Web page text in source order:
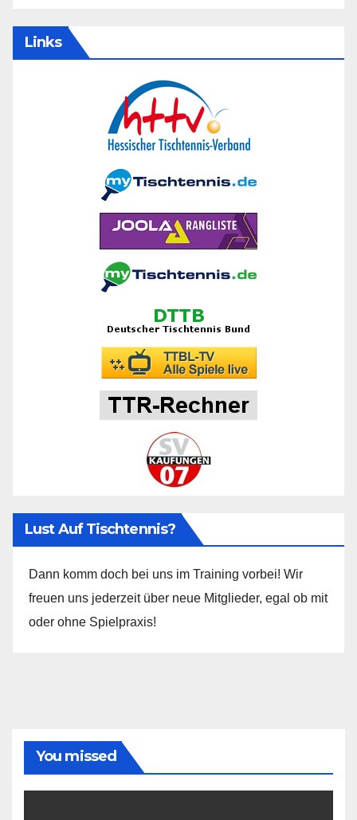
Links
Lust Auf Tischtennis?
Dann komm doch bei uns im Training vorbei! Wir
freuen uns jederzeit über neue Mitglieder, egal ob mit
oder ohne Spielpraxis!
You missed